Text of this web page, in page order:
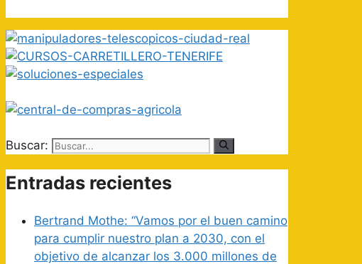
Buscar:
Entradas recientes
Bertrand Mothe: “Vamos por el buen camino
para cumplir nuestro plan a 2030, con el
objetivo de alcanzar los 3.000 millones de